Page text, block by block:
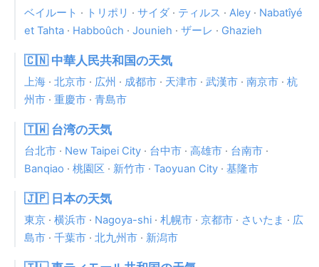
ベイルート · トリポリ · サイダ · ティルス · Aley · Nabatîyé
et Tahta · Habboûch · Jounieh · ザーレ · Ghazieh
🇨🇳 中華人民共和国の天気
上海 · 北京市 · 広州 · 成都市 · 天津市 · 武漢市 · 南京市 · 杭
州市 · 重慶市 · 青島市
🇹🇼 台湾の天気
台北市 · New Taipei City · 台中市 · 高雄市 · 台南市 ·
Banqiao · 桃園区 · 新竹市 · Taoyuan City · 基隆市
🇯🇵 日本の天気
東京 · 横浜市 · Nagoya-shi · 札幌市 · 京都市 · さいたま · 広
島市 · 千葉市 · 北九州市 · 新潟市